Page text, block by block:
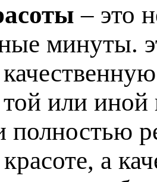
– это
минуты.
или иной
полностью
а